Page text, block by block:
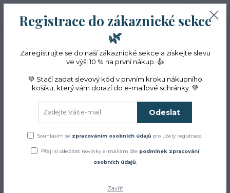
Menu
CZK
Hledat
(Po-Pá, 10-16 hod.)
0ks
0 Kč
Úvod Čaje a sirupy Magie dobrého dýchání
Magie dobrého dýchání
Registrace do zákaznické sekce
🌿
Zaregistrujte se do naší zákaznické sekce a získejte slevu
ve výši 10 % na první nákup. 👍
💚 Stačí zadat slevový kód v prvním kroku nákupního
košíku, který vám dorazí do e-mailové schránky. 💚
Odeslat
Souhlasím se zpracováním osobních údajů pro účely registrace.
Přeji si odebírat novinky e-mailem dle podmínek zpracování
osobních údajů
Zavřít